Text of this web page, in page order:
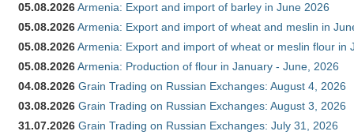
05.08.2026Armenia: Export and import of barley in June 2026
05.08.2026Armenia: Export and import of wheat and meslin in
05.08.2026Armenia: Export and import of wheat or meslin flour in
05.08.2026Armenia: Production of flour in January - June, 2026
04.08.2026 Grain Trading on Russian Exchanges: August 4, 2026
03.08.2026 Grain Trading on Russian Exchanges: August 3, 2026
31.07.2026 Grain Trading on Russian Exchanges: July 31, 2026